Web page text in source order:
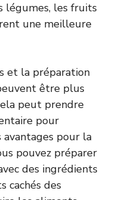
légumes, les fruits
une meilleure
et la préparation
être plus
peut prendre
pour
avantages pour la
pouvez préparer
des ingrédients
cachés des